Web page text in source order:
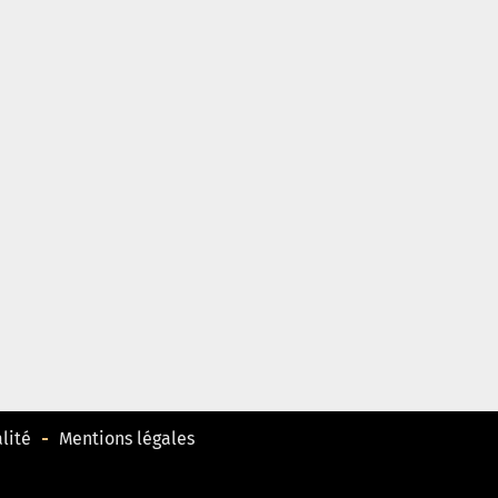
Mentions légales